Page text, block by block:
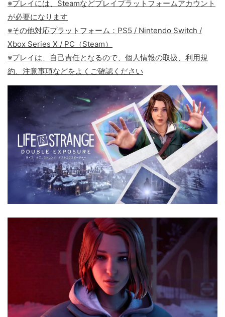
※プレイには、Steamなどプレイプラットフォームアカウント
が必要になります
※その他対応プラットフォーム：PS5 / Nintendo Switch /
Xbox Series X / PC（Steam）
※プレイは、自己責任となるので、個人情報の取扱、利用規
約、注意事項などをよくご確認ください